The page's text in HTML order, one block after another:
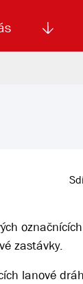
zastávky.
lanové